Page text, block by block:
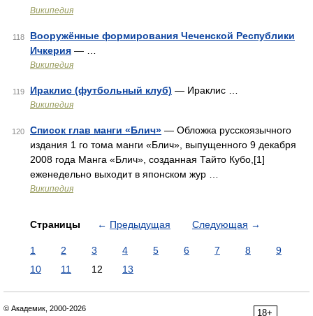
Википедия
118
Вооружённые формирования Чеченской Республики
Ичкерия — …
Википедия
119 Ираклис (футбольный клуб) — Ираклис …
Википедия
120 Список глав манги «Блич» — Обложка русскоязычного
издания 1 го тома манги «Блич», выпущенного 9 декабря
2008 года Манга «Блич», созданная Тайто Кубо,[1]
еженедельно выходит в японском жур …
Википедия
Страницы ← Предыдущая Следующая →
1 2 3 4 5 6 7 8
9
10
11 12 13
18+
© Академик, 2000-2026